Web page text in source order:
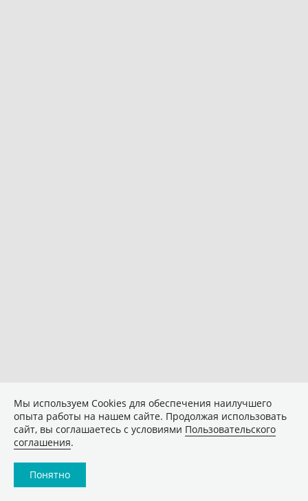
Мы используем Сookies для обеспечения наилучшего
опыта работы на нашем сайте. Продолжая использовать
сайт, вы соглашаетесь с условиями Пользовательского
соглашения.
Понятно